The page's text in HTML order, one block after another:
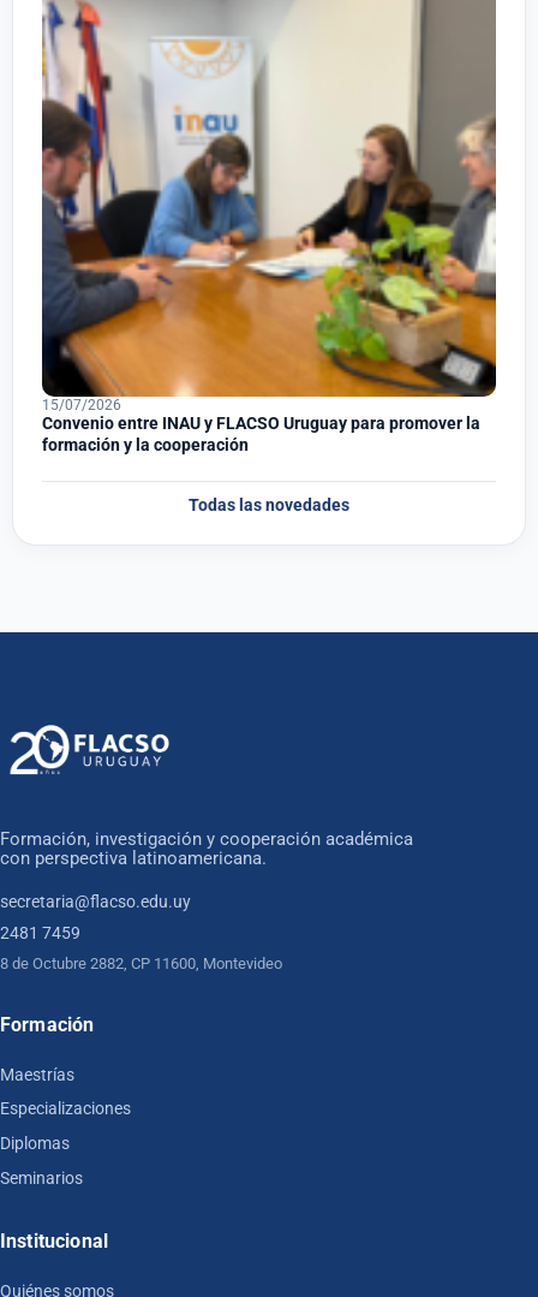
15/07/2026
Convenio entre INAU y FLACSO Uruguay para promover la
formación y la cooperación
Todas las novedades
Formación, investigación y cooperación académica
con perspectiva latinoamericana.
secretaria@flacso.edu.uy
2481 7459
8 de Octubre 2882, CP 11600, Montevideo
Formación
Maestrías
Especializaciones
Diplomas
Seminarios
Institucional
Quiénes somos